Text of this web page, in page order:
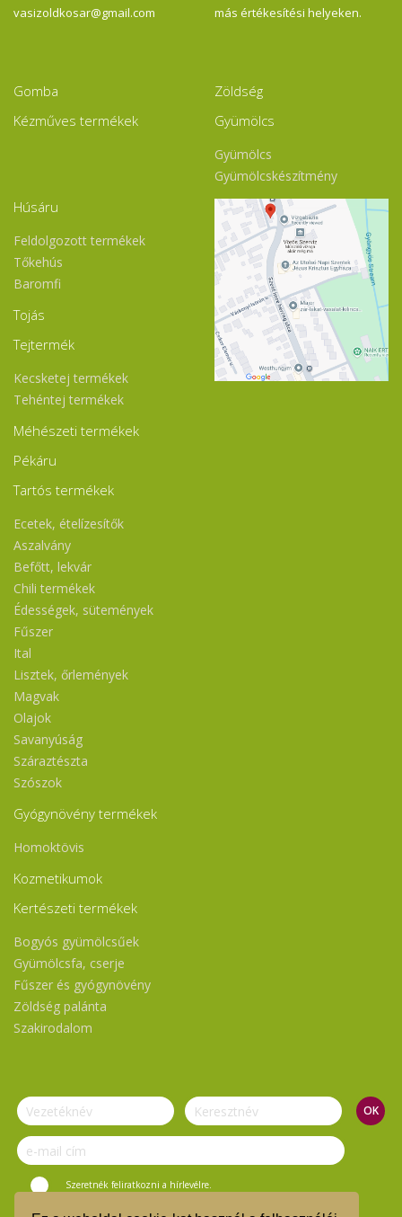
vasizoldkosar@gmail.com
más értékesítési helyeken.
Gomba
Kézműves termékek
Zöldség
Gyümölcs
Gyümölcs
Gyümölcskészítmény
Húsáru
Feldolgozott termékek
Tőkehús
Baromfi
Tojás
Tejtermék
Kecsketej termékek
Tehéntej termékek
Méhészeti termékek
Pékáru
Tartós termékek
Ecetek, ételízesítők
Aszalvány
Befőtt, lekvár
Chili termékek
Édességek, sütemények
Fűszer
Ital
Lisztek, őrlemények
Magvak
Olajok
Savanyúság
Száraztészta
Szószok
Gyógynövény termékek
Homoktövis
Kozmetikumok
Kertészeti termékek
Bogyós gyümölcsűek
Gyümölcsfa, cserje
Fűszer és gyógynövény
Zöldség palánta
Szakirodalom
Szeretnék feliratkozni a hírlevélre.